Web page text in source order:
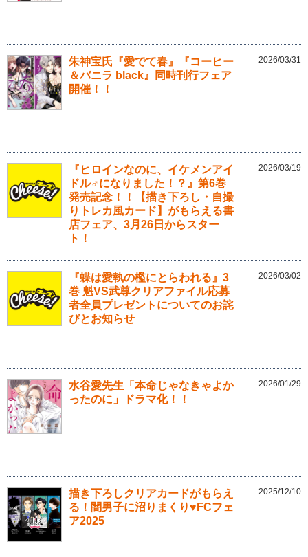
朱神宝氏『愛でて春』『コーヒー
＆バニラ black』同時刊行フェア
開催！！
2026/03/31
『ヒロインなのに、イケメンアイ
ドル♂になりました！？』第6巻
発売記念！！【描き下ろし・自撮
りトレカ風カード】がもらえる書
店フェア、3月26日からスター
ト！
2026/03/19
『蝶は愛執の檻にとらわれる』3
巻 魁VS武尊クリアファイル応募
者全員プレゼントについてのお詫
びとお知らせ
2026/03/02
水谷愛先生「本命じゃなきゃよか
ったのに」ドラマ化！！
2026/01/29
描き下ろしクリアカードがもらえ
る！闇男子に沼りまくり♥FCフェ
ア2025
2025/12/10